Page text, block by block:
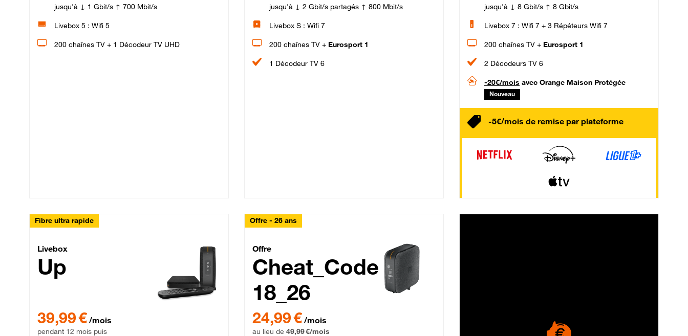
jusqu'à ↓ 1 Gbit/s ↑ 700 Mbit/s
Livebox 5 : Wifi 5
200 chaînes TV + 1 Décodeur TV UHD
jusqu'à ↓ 2 Gbit/s partagés ↑ 800 Mbit/s
Livebox S : Wifi 7
200 chaînes TV + Eurosport 1
1 Décodeur TV 6
jusqu'à ↓ 8 Gbit/s ↑ 8 Gbit/s
Livebox 7 : Wifi 7 + 3 Répéteurs Wifi 7
200 chaînes TV + Eurosport 1
2 Décodeurs TV 6
-20€/mois avec Orange Maison Protégée
Nouveau
-5€/mois de remise par plateforme
Fibre ultra rapide
Livebox Up Fibre
Livebox
Up
39,99 € /mois
pendant 12 mois puis
Offre - 26 ans
Cheat_Code Fibre_18_26
Offre
Cheat_Code
18_26
24,99 € /mois
au lieu de 49,99 €/mois